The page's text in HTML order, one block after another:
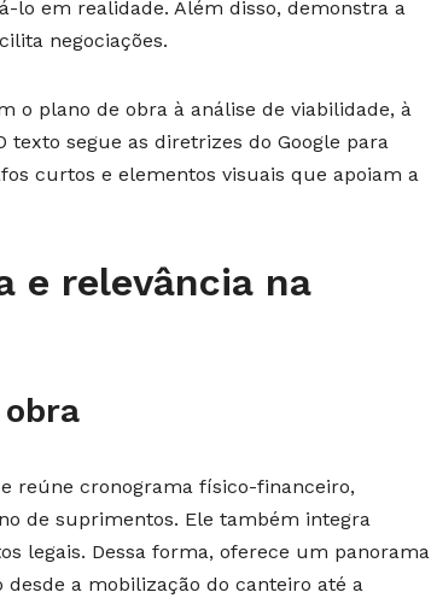
lo em realidade. Além disso, demonstra a
negociações.
o plano de obra à análise de viabilidade, à
texto segue as diretrizes do Google para
curtos e elementos visuais que apoiam a
e relevância na
reúne cronograma físico-financeiro,
de suprimentos. Ele também integra
legais. Dessa forma, oferece um panorama
a mobilização do canteiro até a